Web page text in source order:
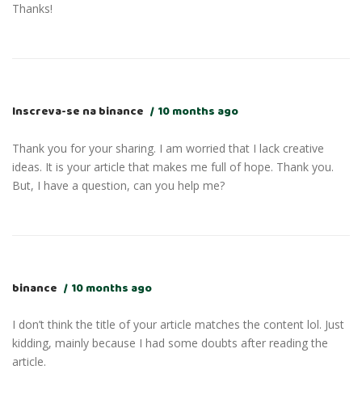
Thanks!
Inscreva-se na binance 10 months ago
Thank you for your sharing. I am worried that I lack creative
ideas. It is your article that makes me full of hope. Thank you.
But, I have a question, can you help me?
binance 10 months ago
I don’t think the title of your article matches the content lol. Just
kidding, mainly because I had some doubts after reading the
article.